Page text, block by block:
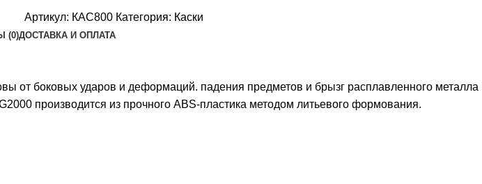
Артикул: КАС800 Категория: Каски
(0)ДОСТАВКА И ОПЛАТА
от боковых ударов и деформаций. падения предметов и брызг расплавленного металла
производится из прочного ABS-пластика методом литьевого формования.